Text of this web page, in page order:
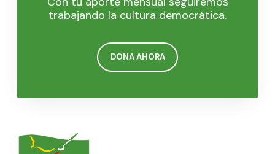
trabajando la cultura democrática.
DONA AHORA